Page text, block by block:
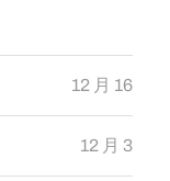
12 月 16
12 月 3